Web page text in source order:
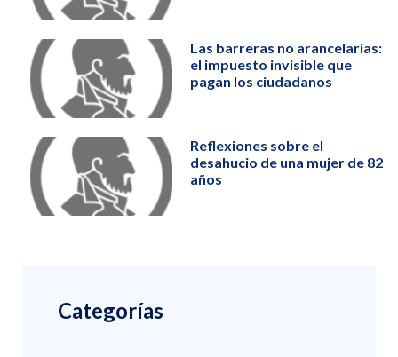
Las barreras no arancelarias:
el impuesto invisible que
pagan los ciudadanos
Reflexiones sobre el
desahucio de una mujer de 82
años
Categorías